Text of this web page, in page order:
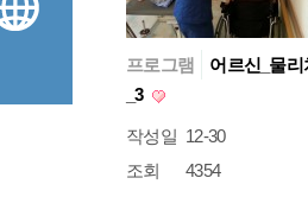
프로그램
어르신_물리
_3
작성일 12-30
조회
4354